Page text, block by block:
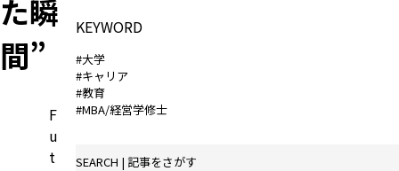
た瞬
間”
F
u
t
KEYWORD
#大学
#キャリア
#教育
#MBA/経営学修士
SEARCH | 記事をさがす